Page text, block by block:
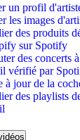
un profil
les images
des produits
sur Spotify
des concerts
vérifié par
à jour de la
des playlists